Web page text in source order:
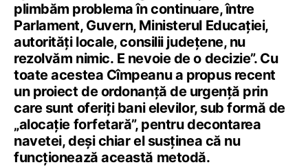
plimbăm problema în continuare, între
Parlament, Guvern, Ministerul Educaţiei,
autorităţi locale, consilii judeţene, nu
rezolvăm nimic. E nevoie de o decizie”. Cu
toate acestea Cîmpeanu a propus recent
un proiect de ordonanță de urgență prin
care sunt oferiți bani elevilor, sub formă de
„alocație forfetară”, pentru decontarea
navetei, deși chiar el susținea că nu
funcționează această metodă.